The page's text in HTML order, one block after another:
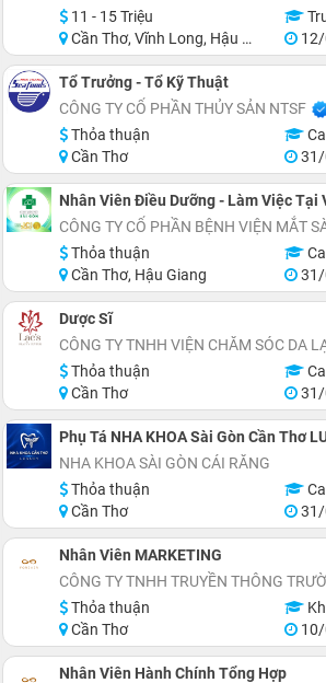
11 - 15 Triệu
Cần Thơ, Vĩnh Long, Hậu Giang, Sóc Trăng
12/
Tổ Trưởng - Tổ Kỹ Thuật
CÔNG TY CỔ PHẦN THỦY SẢN NTSF
Thỏa thuận
Cần Thơ
31/
Nhân Viên Điều Dưỡng - Làm Việc Tại
CÔNG TY CỔ PHẦN BỆNH VIỆN MẮT
Thỏa thuận
Cần Thơ, Hậu Giang
31/
Dược Sĩ
CÔNG TY TNHH VIỆN CHĂM SÓC DA
Thỏa thuận
Cần Thơ
31/
Phụ Tá NHA KHOA Sài Gòn Cần Thơ
NHA KHOA SÀI GÒN CÁI RĂNG
Thỏa thuận
Cần Thơ
31/
Nhân Viên MARKETING
CÔNG TY TNHH TRUYỀN THÔNG
Thỏa thuận
Cần Thơ
10/
Nhân Viên Hành Chính Tổng Hợp